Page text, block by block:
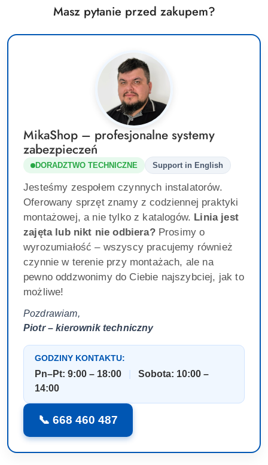
Masz pytanie przed zakupem?
MikaShop – profesjonalne systemy
zabezpieczeń
DORADZTWO TECHNICZNE Support in English
Jesteśmy zespołem czynnych instalatorów.
Oferowany sprzęt znamy z codziennej praktyki
montażowej, a nie tylko z katalogów. Linia jest
zajęta lub nikt nie odbiera?Prosimy o
wyrozumiałość – wszyscy pracujemy również
czynnie w terenie przy montażach, ale na
pewno oddzwonimy do Ciebie najszybciej, jak to
możliwe!
Pozdrawiam,
Piotr – kierownik techniczny
GODZINY KONTAKTU:
Pn–Pt: 9:00 – 18:00
Sobota: 10:00 –
14:00
📞 668 460 487